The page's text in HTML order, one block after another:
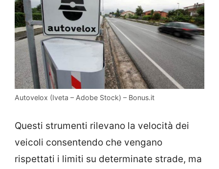
Autovelox (Iveta – Adobe Stock) – Bonus.it
Questi strumenti rilevano la velocità dei
veicoli consentendo che vengano
rispettati i limiti su determinate strade, ma